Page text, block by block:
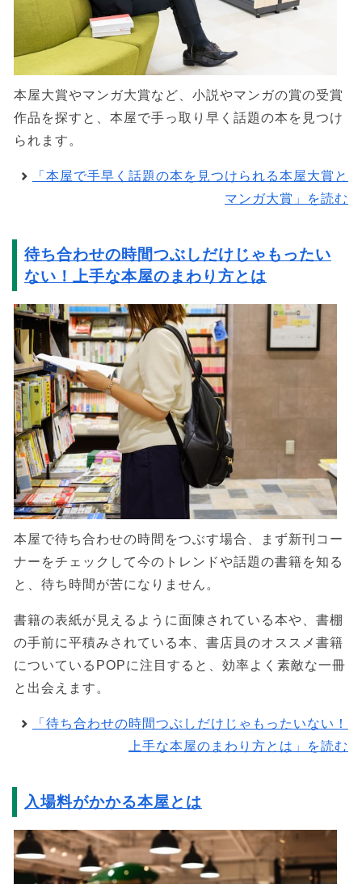
本屋大賞やマンガ大賞など、小説やマンガの賞の受賞
作品を探すと、本屋で手っ取り早く話題の本を見つけ
られます。
「本屋で手早く話題の本を見つけられる本屋大賞と
マンガ大賞」を読む
待ち合わせの時間つぶしだけじゃもったい
ない！上手な本屋のまわり方とは
本屋で待ち合わせの時間をつぶす場合、まず新刊コー
ナーをチェックして今のトレンドや話題の書籍を知る
と、待ち時間が苦になりません。
書籍の表紙が見えるように面陳されている本や、書棚
の手前に平積みされている本、書店員のオススメ書籍
についているPOPに注目すると、効率よく素敵な一冊
と出会えます。
「待ち合わせの時間つぶしだけじゃもったいない！
上手な本屋のまわり方とは」を読む
入場料がかかる本屋とは